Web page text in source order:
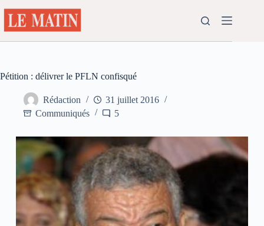
au
contenu
Pétition : délivrer le PFLN confisqué
Rédaction
31 juillet 2016
Communiqués
5